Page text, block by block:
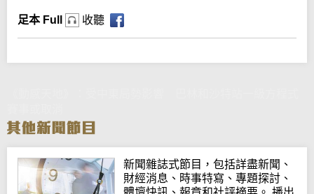
足本 Full 收聽
新聞雜誌式節目，包括詳盡新聞、
財經消息、時事特寫、專題探討、